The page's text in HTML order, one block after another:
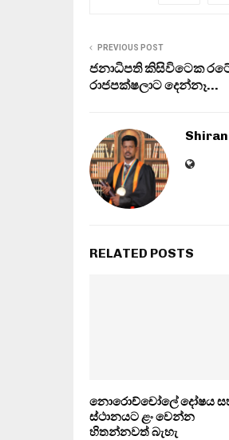
PREVIOUS POST
ජනාධිපති කිසිවිටෙක
රාජපක්ෂලාට දෙන්නෑ…
RELATED POSTS
නොරොච්චෝලේ දෝෂය
ස්ථානයට ළං වෙන්න
හිතන්නවත් බැහැ